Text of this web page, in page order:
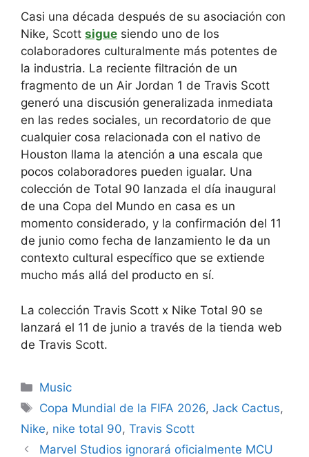
Casi una década después de su asociación con
Nike, Scott sigue siendo uno de los
colaboradores culturalmente más potentes de
la industria. La reciente filtración de un
fragmento de un Air Jordan 1 de Travis Scott
generó una discusión generalizada inmediata
en las redes sociales, un recordatorio de que
cualquier cosa relacionada con el nativo de
Houston llama la atención a una escala que
pocos colaboradores pueden igualar. Una
colección de Total 90 lanzada el día inaugural
de una Copa del Mundo en casa es un
momento considerado, y la confirmación del 11
de junio como fecha de lanzamiento le da un
contexto cultural específico que se extiende
mucho más allá del producto en sí.
La colección Travis Scott x Nike Total 90 se
lanzará el 11 de junio a través de la tienda web
de Travis Scott.
Categories
Music
Tags
Copa Mundial de la FIFA 2026,Jack Cactus,
Nike, nike total 90, Travis Scott
Marvel Studios ignorará oficialmente MCU